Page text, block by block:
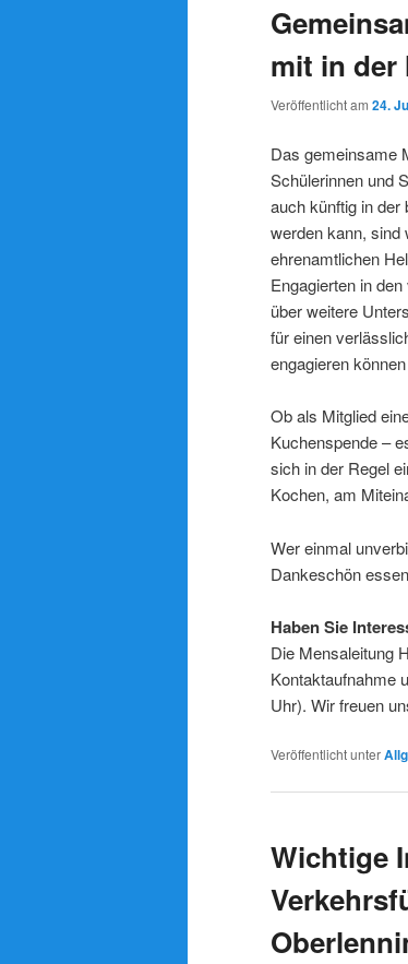
mit in der
Veröffentlicht am 24.
Das gemeinsame
Schülerinnen und
auch künftig in der
werden kann, sind
ehrenamtlichen
Engagierten in
über weitere
für einen
engagieren
Ob als Mitglied
Kuchenspende –
sich in der Regel
Kochen, am
Wer einmal
Dankeschön
Haben Sie
Die Mensaleitung
Kontaktaufnahme
Uhr). Wir freuen
Veröffentlicht unter
Wichtige